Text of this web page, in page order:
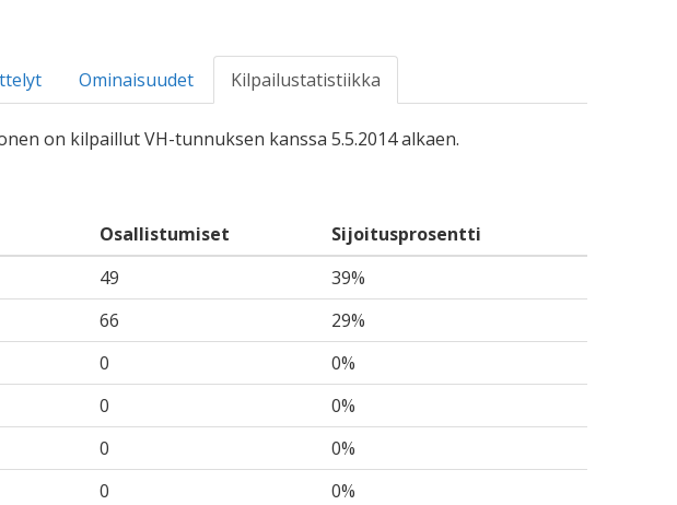
Ominaisuudet Kilpailustatistiikka
on kilpaillut VH-tunnuksen kanssa 5.5.2014 alkaen.
Osallistumiset
Sijoitusprosentti
49
39%
66
29%
0
0%
0
0%
0
0%
0
0%